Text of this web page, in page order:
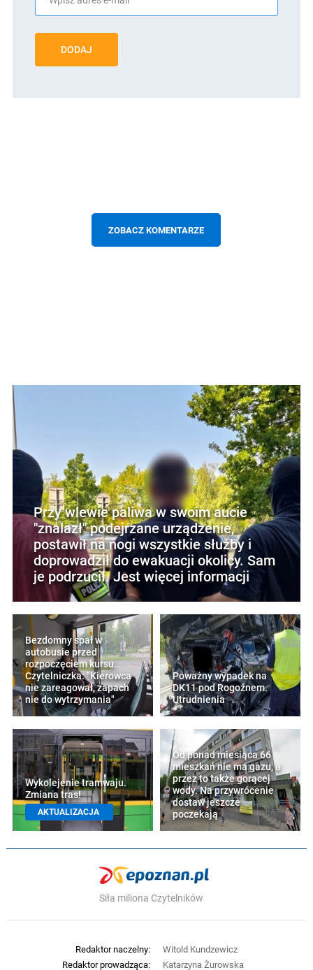
DODAJ
ZOBACZ KOMENTARZE
Przy wlewie paliwa w swoim aucie
"znalazł" podejrzane urządzenie,
postawił na nogi wszystkie służby i
doprowadził do ewakuacji okolicy. Sam
je podrzucił. Jest więcej informacji
Bezdomny spał w
autobusie przed
rozpoczęciem kursu.
Czytelniczka: "Kierowca
nie zareagował, zapach
nie do wytrzymania"
Poważny wypadek na
DK11 pod Rogoźnem.
Utrudnienia
Wykolejenie tramwaju.
Zmiana tras!
AKTUALIZACJA
Od ponad miesiąca 66
mieszkań nie ma gazu, a
przez to także gorącej
wody. Na przywrócenie
dostaw jeszcze
poczekają
Siła miliona Czytelników
Redaktor naczelny:
Witold Kundzewicz
Redaktor prowadząca:
Katarzyna Żurowska